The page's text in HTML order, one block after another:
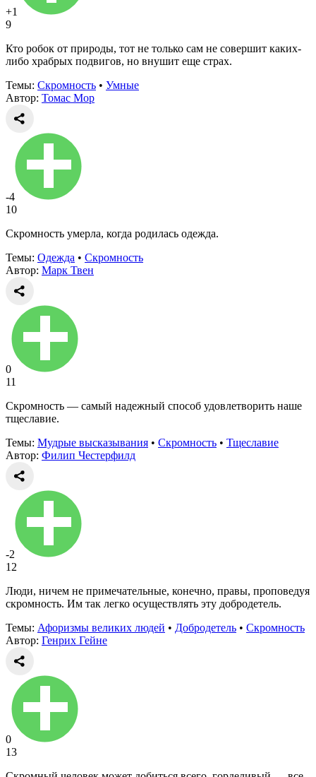
+1
9
Кто робок от природы, тот не только сам не совершит каких-
либо храбрых подвигов, но внушит еще страх.
Темы: Скромность • Умные
Автор: Томас Мор
-4
10
Скромность умерла, когда родилась одежда.
Темы: Одежда • Скромность
Автор: Марк Твен
0
11
Скромность — самый надежный способ удовлетворить наше
тщеславие.
Темы: Мудрые высказывания • Скромность • Тщеславие
Автор: Филип Честерфилд
-2
12
Люди, ничем не примечательные, конечно, правы, проповедуя
скромность. Им так легко осуществлять эту добродетель.
Темы: Афоризмы великих людей • Добродетель • Скромность
Автор: Генрих Гейне
0
13